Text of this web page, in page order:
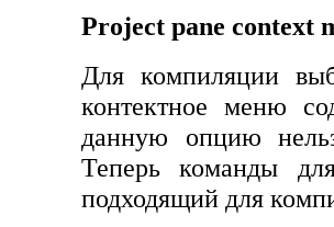
Project pane context
Для компиляции
контектное меню
данную опцию
Теперь команды
подходящий для